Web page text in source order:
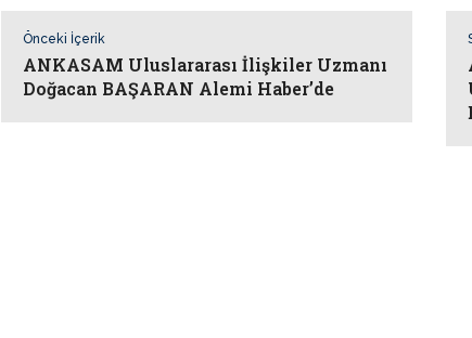
Önceki İçerik
ANKASAM Uluslararası İlişkiler Uzmanı
Doğacan BAŞARAN Alemi Haber’de